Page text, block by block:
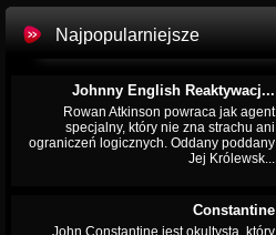
Najpopularniejsze
Johnny English Reaktywacj...
Rowan Atkinson powraca jak agent
specjalny, który nie zna strachu ani
ograniczeń logicznych. Oddany poddany
Jej Królewsk...
Constantine
John Constantine jest okultystą, który